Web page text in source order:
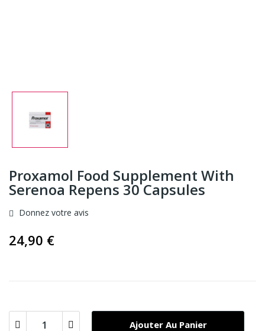
Proxamol Food Supplement With
Serenoa Repens 30 Capsules
Donnez votre avis
24,90 €
Ajouter Au Panier